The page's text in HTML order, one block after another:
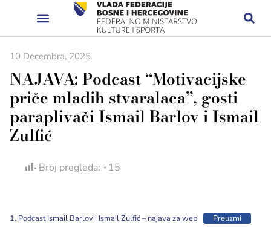
10 Decembra, 2025
NAJAVA: Podcast “Motivacijske
priče mladih stvaralaca”, gosti
paraplivači Ismail Barlov i Ismail
Zulfić
Broj pregleda: 15
1. Podcast Ismail Barlov i Ismail Zulfić – najava za web Preuzmi